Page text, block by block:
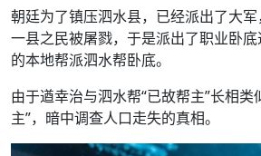
朝廷为了镇压泗水县，已经派出了大
一县之民被屠戮，于是派出了职业卧
的本地帮派泗水帮卧底。
由于遒幸治与泗水帮“已故帮主”长相类
主”，暗中调查人口走失的真相。